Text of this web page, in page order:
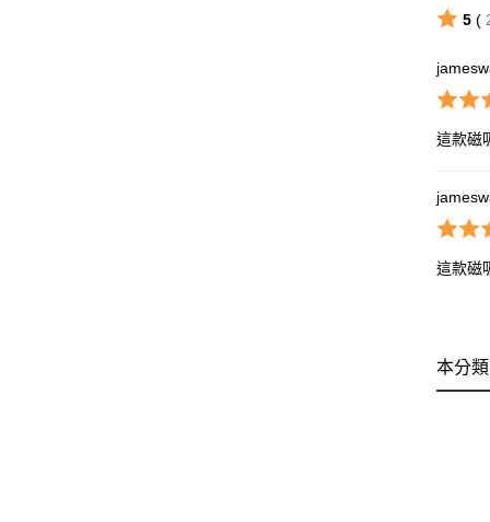
5(
這款磁
這款磁
本分